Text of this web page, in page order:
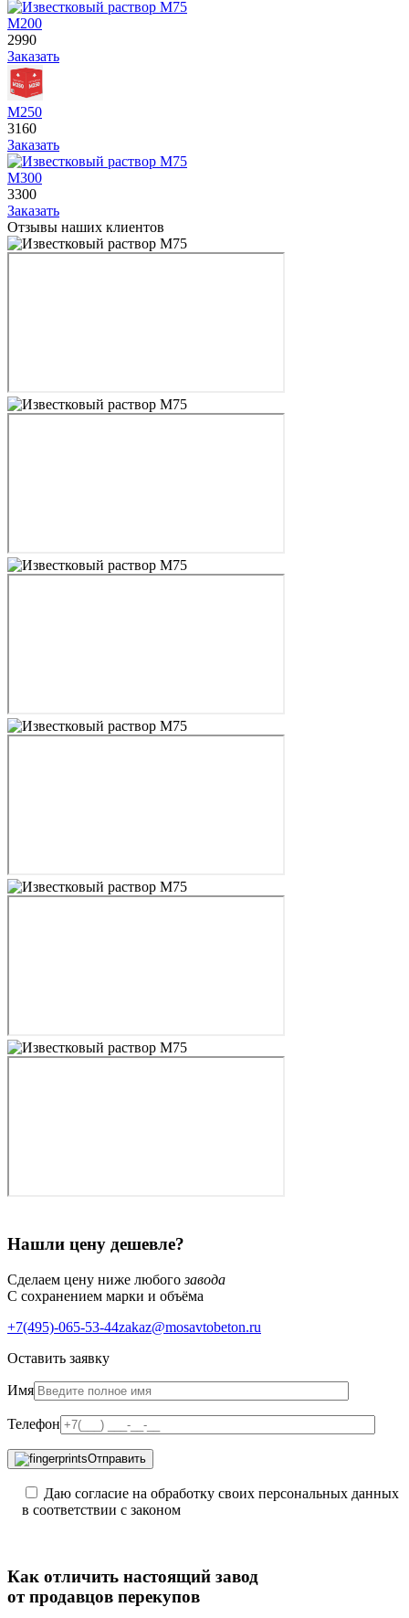
М200
2990
Заказать
М250
3160
Заказать
М300
3300
Заказать
Отзывы наших клиентов
Нашли цену дешевле?
Сделаем цену ниже любогозавода
С сохранением марки и объёма
+7(495)-065-53-44zakaz@mosavtobeton.ru
Оставить заявку
Имя
Телефон
Отправить
Даю согласие на обработку своих персональных данных
в соответствии с законом
Как отличить настоящий завод
от продавцов перекупов